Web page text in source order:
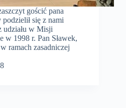
gościć pana
się z nami
udziału w Misji
1998 r. Pan Sławek,
ramach zasadniczej